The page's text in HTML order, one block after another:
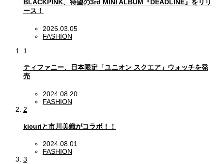
BLACKPINK、待望の3rd MINI ALBUM『DEADLINE』をリリ
ース！
2026.03.05
FASHION
1
ティファニー、日本限定「ユニオン スクエア」ウォッチを発
売
2024.08.20
FASHION
2
kicuriと市川美織がコラボ！！
2024.08.01
FASHION
3